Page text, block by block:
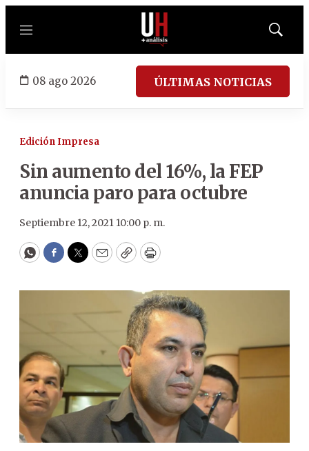
Menú
Mostrar
08 ago 2026 ÚLTIMAS NOTICIAS
Edición Impresa
Sin aumento del 16%, la FEP
anuncia paro para octubre
Septiembre 12, 2021 10:00 p. m.
WhatsApp
Facebook
Twitter
EmailCopyPrint